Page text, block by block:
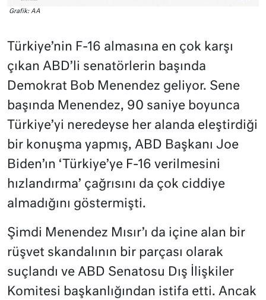
Grafik: AA
Türkiye’nin F-16 almasına en çok karşı
çıkan ABD’li senatörlerin başında
Demokrat Bob Menendez geliyor. Sene
başında Menendez, 90 saniye boyunca
Türkiye’yi neredeyse her alanda eleştirdiği
bir konuşma yapmış, ABD Başkanı Joe
Biden’ın ‘Türkiye’ye F-16 verilmesini
hızlandırma’ çağrısını da çok ciddiye
almadığını göstermişti.
Şimdi Menendez Mısır’ı da içine alan bir
rüşvet skandalının bir parçası olarak
suçlandı ve ABD Senatosu Dış İlişkiler
Komitesi başkanlığından istifa etti. Ancak